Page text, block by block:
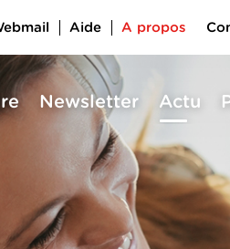
Newsletter Actu
Aide A propos